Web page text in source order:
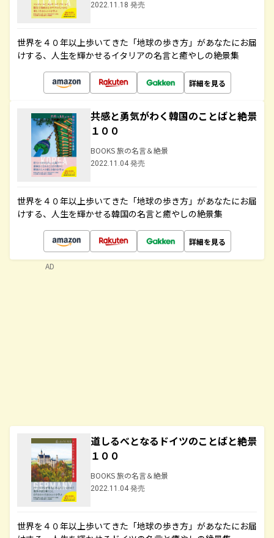
2022.11.18 発売
世界を４０年以上歩いてきた「地球の歩き方」があなたにお届
けする、人生を輝かせるイタリアの名言と癒やしの絶景集
詳細を見る
共感と勇気がわく韓国のことばと絶景
１００
BOOKS 旅の名言＆絶景
2022.11.04 発売
世界を４０年以上歩いてきた「地球の歩き方」があなたにお届
けする、人生を輝かせる韓国の名言と癒やしの絶景集
詳細を見る
道しるべとなるドイツのことばと絶景
１００
BOOKS 旅の名言＆絶景
2022.11.04 発売
世界を４０年以上歩いてきた「地球の歩き方」があなたにお届
AD